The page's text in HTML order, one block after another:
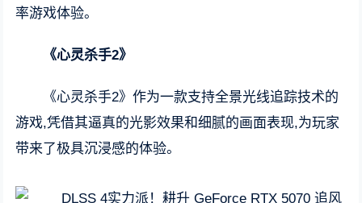
率游戏体验。
《心灵杀手2》
《心灵杀手2》作为一款支持全景光线追踪技术的
游戏,凭借其逼真的光影效果和细腻的画面表现,为玩家
带来了极具沉浸感的体验。